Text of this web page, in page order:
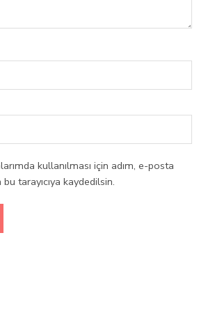
kullanılması için adım, e-posta
tarayıcıya kaydedilsin.